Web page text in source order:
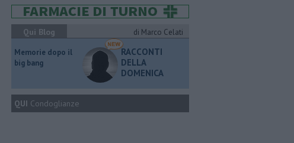
Qui Blog
di Marco Celati
Memorie dopo il
big bang
RACCONTI
DELLA
DOMENICA
QUI Condoglianze